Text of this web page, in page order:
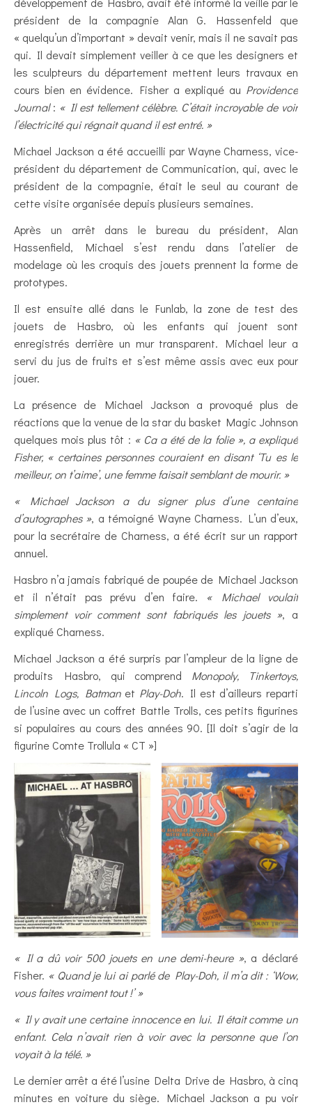
président de la compagnie Alan G. Hassenfeld que
« quelqu’un d’important » devait venir, mais il ne savait pas
qui. Il devait simplement veiller à ce que les designers et
les sculpteurs du département mettent leurs travaux en
cours bien en évidence. Fisher a expliqué au Providence
Journal: « Il est tellement célèbre. C’était incroyable de voir
l’électricité qui régnait quand il est entré. »
Michael Jackson a été accueilli par Wayne Charness, vice-
président du département de Communication, qui, avec le
président de la compagnie, était le seul au courant de
cette visite organisée depuis plusieurs semaines.
Après un arrêt dans le bureau du président, Alan
Hassenfield, Michael s’est rendu dans l’atelier de
modelage où les croquis des jouets prennent la forme de
prototypes.
Il est ensuite allé dans le Funlab, la zone de test des
jouets de Hasbro, où les enfants qui jouent sont
enregistrés derrière un mur transparent. Michael leur a
servi du jus de fruits et s’est même assis avec eux pour
jouer.
La présence de Michael Jackson a provoqué plus de
réactions que la venue de la star du basket Magic Johnson
quelques mois plus tôt : « Ca a été de la folie », a expliqué
Fisher, « certaines personnes couraient en disant ‘Tu es le
meilleur, on t’aime’, une femme faisait semblant de mourir. »
« Michael Jackson a du signer plus d’une centaine
d’autographes », a témoigné Wayne Charness. L’un d’eux,
pour la secrétaire de Charness, a été écrit sur un rapport
annuel.
Hasbro n’a jamais fabriqué de poupée de Michael Jackson
et il n’était pas prévu d’en faire.
« Michael voulait
simplement voir comment sont fabriqués les jouets », a
expliqué Charness.
Michael Jackson a été surpris par l’ampleur de la ligne de
produits Hasbro, qui comprend Monopoly, Tinkertoys,
Lincoln Logs, Batmanet Play-Doh. Il est d’ailleurs reparti
de l’usine avec un coffret Battle Trolls, ces petits figurines
si populaires au cours des années 90. [Il doit s’agir de la
figurine Comte Trollula « CT »]
« Il a dû voir 500 jouets en une demi-heure », a déclaré
Fisher. « Quand je lui ai parlé de Play-Doh, il m’a dit : ‘Wow,
vous faites vraiment tout !’ »
« Il y avait une certaine innocence en lui. Il était comme un
enfant. Cela n’avait rien à voir avec la personne que l’on
voyait à la télé. »
Le dernier arrêt a été l’usine Delta Drive de Hasbro, à cinq
minutes en voiture du siège. Michael Jackson a pu voir